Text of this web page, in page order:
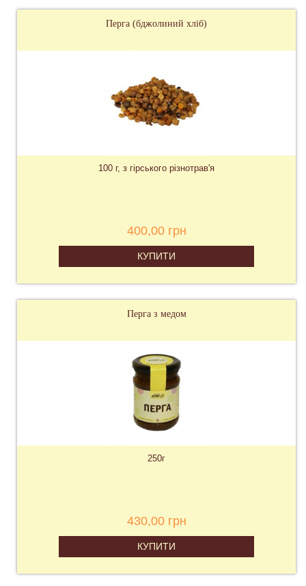
Перга (бджолиний хліб)
100 г, з гірського різнотрав'я
400,00 грн
КУПИТИ
Перга з медом
250г
430,00 грн
КУПИТИ